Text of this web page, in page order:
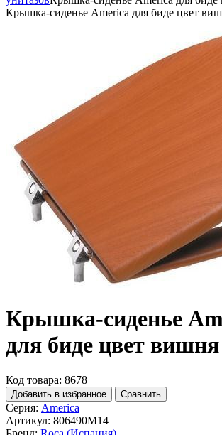
Крышка-сиденье America для биде цвет
Крышка-сиденье
для биде цвет вишня
Код товара: 8678
Добавить в избранное Сравнить
Серия: America
Артикул: 806490M14